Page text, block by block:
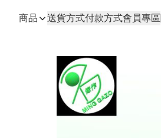
商品 送貨方式付款方式會員專區